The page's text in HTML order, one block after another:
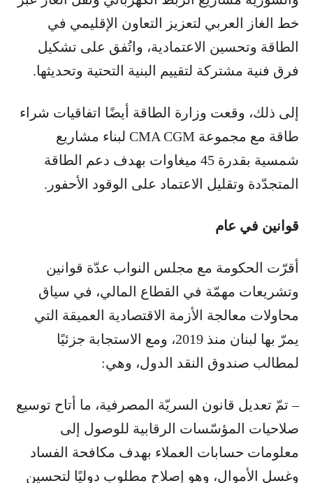
خط الغاز العربي لتعزيز التعاون الإقليمي في
الطاقة وتحسين الاعتمادية، واتُفق على تشكيل
فرق فنية مشتركة لتقييم البنية التحتية وتحديثها.
إلى ذلك، وقعت وزارة الطاقة أيضًا اتفاقيات شراء
طاقة مع مجموعة CMA CGM لبناء مشاريع
شمسية بقدرة 45 ميغاوات بهدف دعم الطاقة
المتجدّدة وتقليل الاعتماد على الوقود الأحفور.
قوانين في عام
أقرّت الحكومة مع مجلس النواب عدّة قوانين
وتشريعات مهمّة في القطاع المالي، في سياق
محاولات معالجة الأزمة الاقتصادية العميقة التي
يمرّ بها لبنان منذ 2019، ومع الاستجابة جزئيًا
لمطالب صندوق النقد الدول، وهي:
– تمّ تعديل قانون السريّة المصرفية، ما أتاح توسيع
صلاحيات المؤسّسات الرقابية للوصول إلى
معلومات حسابات العملاء بهدف مكافحة الفساد
وغسل الأموال، وهو إصلاح مطلوب دوليًا لتحسين